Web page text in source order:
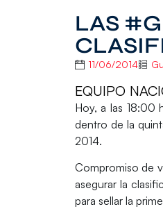
LAS
11/06/2014
EQUIPO
Hoy, a las 18:00
dentro de la
2014.
Compromiso de
asegurar la
para sellar la